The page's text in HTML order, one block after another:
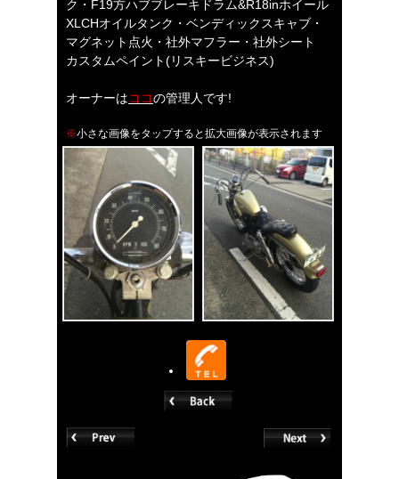
ク・F19方ハブブレーキドラム&R18inホイール
XLCHオイルタンク・ベンディックスキャブ・
マグネット点火・社外マフラー・社外シート
カスタムペイント(リスキービジネス)
オーナーはココの管理人です!
※小さな画像をタップすると拡大画像が表示されます